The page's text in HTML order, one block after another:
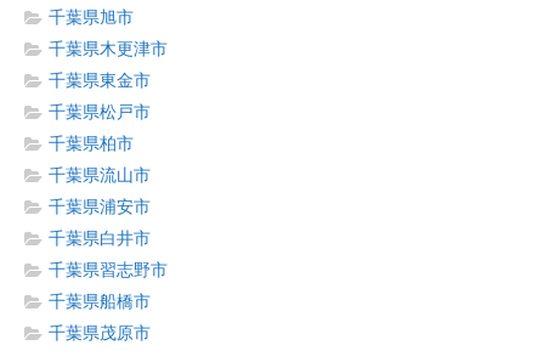
千葉県旭市
千葉県木更津市
千葉県東金市
千葉県松戸市
千葉県柏市
千葉県流山市
千葉県浦安市
千葉県白井市
千葉県習志野市
千葉県船橋市
千葉県茂原市